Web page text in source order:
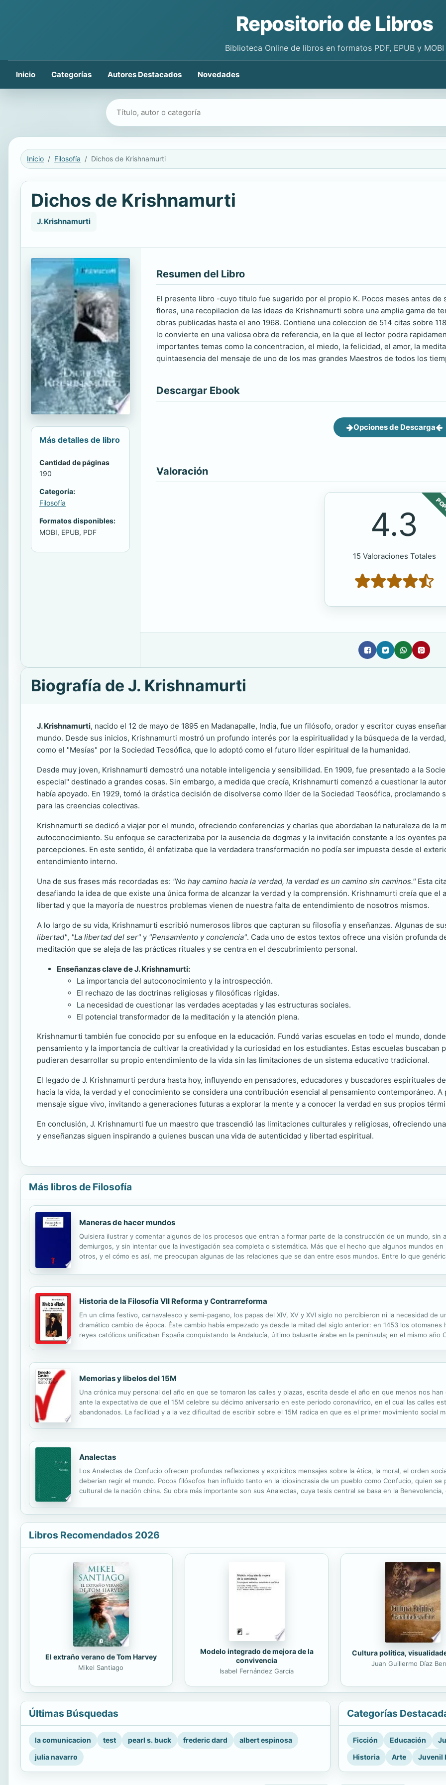
Repositorio de Libros
Biblioteca Online de libros en formatos PDF, EPUB y MOBI
Inicio Categorías Autores Destacados Novedades
Buscar libros
Inicio Filosofía Dichos de Krishnamurti
Dichos de Krishnamurti
J. Krishnamurti
Más detalles de libro
Cantidad de páginas
190
Categoría:
Filosofía
Formatos disponibles:
MOBI, EPUB, PDF
Resumen del Libro
El presente libro -cuyo titulo fue sugerido por el propio K. Pocos meses antes
flores, una recopilacion de las ideas de Krishnamurti sobre una amplia gama de
obras publicadas hasta el ano 1968. Contiene una coleccion de 514 citas sobre
lo convierte en una valiosa obra de referencia, en la que el lector podra
importantes temas como la concentracion, el miedo, la felicidad, el amor, la
quintaesencia del mensaje de uno de los mas grandes Maestros de todos los
Descargar Ebook
Opciones de Descarga
Valoración
4.3
15 Valoraciones Totales
Biografía de J. Krishnamurti
J. Krishnamurti, nacido el 12 de mayo de 1895 en Madanapalle, India, fue un filósofo, orador y escritor cuyas
mundo. Desde sus inicios, Krishnamurti mostró un profundo interés por la espiritualidad y la búsqueda de la
como el "Mesías" por la Sociedad Teosófica, que lo adoptó como el futuro líder espiritual de la humanidad.
Desde muy joven, Krishnamurti demostró una notable inteligencia y sensibilidad. En 1909, fue presentado a la
especial" destinado a grandes cosas. Sin embargo, a medida que crecía, Krishnamurti comenzó a cuestionar la
había apoyado. En 1929, tomó la drástica decisión de disolverse como líder de la Sociedad Teosófica,
para las creencias colectivas.
Krishnamurti se dedicó a viajar por el mundo, ofreciendo conferencias y charlas que abordaban la naturaleza de la
autoconocimiento. Su enfoque se caracterizaba por la ausencia de dogmas y la invitación constante a los oyentes
percepciones. En este sentido, él enfatizaba que la verdadera transformación no podía ser impuesta desde el
entendimiento interno.
Una de sus frases más recordadas es: "No hay camino hacia la verdad, la verdad es un camino sin caminos." Esta
desafiando la idea de que existe una única forma de alcanzar la verdad y la comprensión. Krishnamurti creía que
libertad y que la mayoría de nuestros problemas vienen de nuestra falta de entendimiento de nosotros mismos.
A lo largo de su vida, Krishnamurti escribió numerosos libros que capturan su filosofía y enseñanzas. Algunas de
libertad", "La libertad del ser" y "Pensamiento y conciencia". Cada uno de estos textos ofrece una visión profunda
meditación que se aleja de las prácticas rituales y se centra en el descubrimiento personal.
Enseñanzas clave de J. Krishnamurti:
La importancia del autoconocimiento y la introspección.
El rechazo de las doctrinas religiosas y filosóficas rígidas.
La necesidad de cuestionar las verdades aceptadas y las estructuras sociales.
El potencial transformador de la meditación y la atención plena.
Krishnamurti también fue conocido por su enfoque en la educación. Fundó varias escuelas en todo el mundo,
pensamiento y la importancia de cultivar la creatividad y la curiosidad en los estudiantes. Estas escuelas
pudieran desarrollar su propio entendimiento de la vida sin las limitaciones de un sistema educativo tradicional.
El legado de J. Krishnamurti perdura hasta hoy, influyendo en pensadores, educadores y buscadores espirituales
hacia la vida, la verdad y el conocimiento se considera una contribución esencial al pensamiento contemporáneo.
mensaje sigue vivo, invitando a generaciones futuras a explorar la mente y a conocer la verdad en sus propios
En conclusión, J. Krishnamurti fue un maestro que trascendió las limitaciones culturales y religiosas, ofreciendo
y enseñanzas siguen inspirando a quienes buscan una vida de autenticidad y libertad espiritual.
Más libros de Filosofía
Maneras de hacer mundos
Quisiera ilustrar y comentar algunos de los procesos que entran a formar parte de la construcción de un mundo, sin
demiurgos, y sin intentar que la investigación sea completa o sistemática. Más que el hecho que algunos mundos
otros, y el cómo es así, me preocupan algunas de las relaciones que se dan entre esos mundos. Entre lo que
Historia de la Filosofía VII Reforma y Contrarreforma
En un clima festivo, carnavalesco y semi-pagano, los papas del XIV, XV y XVI siglo no percibieron ni la necesidad de
dramático cambio de época. Éste cambio había empezado ya desde la mitad del siglo anterior: en 1453 los
reyes católicos unificaban España conquistando la Andalucía, último baluarte árabe en la península; en el mismo año
Memorias y libelos del 15M
Una crónica muy personal del año en que se tomaron las calles y plazas, escrita desde el año en que menos nos
ante la expectativa de que el 15M celebre su décimo aniversario en este periodo coronavírico, en el cual las calles
abandonados. La facilidad y a la vez dificultad de escribir sobre el 15M radica en que es el primer movimiento social
Analectas
Los Analectas de Confucio ofrecen profundas reflexiones y explícitos mensajes sobre la ética, la moral, el orden
deberían regir el mundo. Pocos filósofos han influido tanto en la idiosincrasia de un pueblo como Confucio, quien se
cultural de la nación china. Su obra más importante son sus Analectas, cuya tesis central se basa en la
Libros Recomendados 2026
El extraño verano de Tom Harvey
Mikel Santiago
Modelo integrado de mejora de la
convivencia
Isabel Fernández García
Cultura política,
Juan Guillermo Díaz
Últimas Búsquedas
la comunicacion test pearl s. buck frederic dard
albert espinosa
julia navarro
Categorías
Ficción Educación
Historia
Arte Juvenil